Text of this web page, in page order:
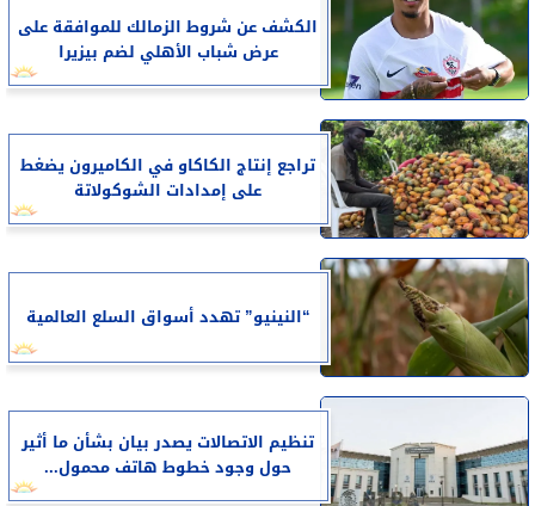
الكشف عن شروط الزمالك للموافقة على
عرض شباب الأهلي لضم بيزيرا
تراجع إنتاج الكاكاو في الكاميرون يضغط
على إمدادات الشوكولاتة
“النينيو” تهدد أسواق السلع العالمية
تنظيم الاتصالات يصدر بيان بشأن ما أثير
حول وجود خطوط هاتف محمول...